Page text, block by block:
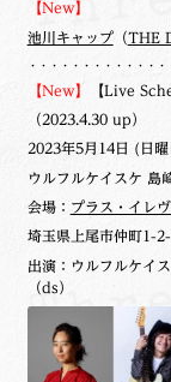
【New】
池川キャップ（THE
・・・・・・・・・・・・・
【New】 【Live
（2023.4.30 up）
2023年5月14日 (日
ウルフルケイスケ 島
会場： プラス・イレ
埼玉県上尾市仲町1-
出演：ウルフルケイ
（ds）